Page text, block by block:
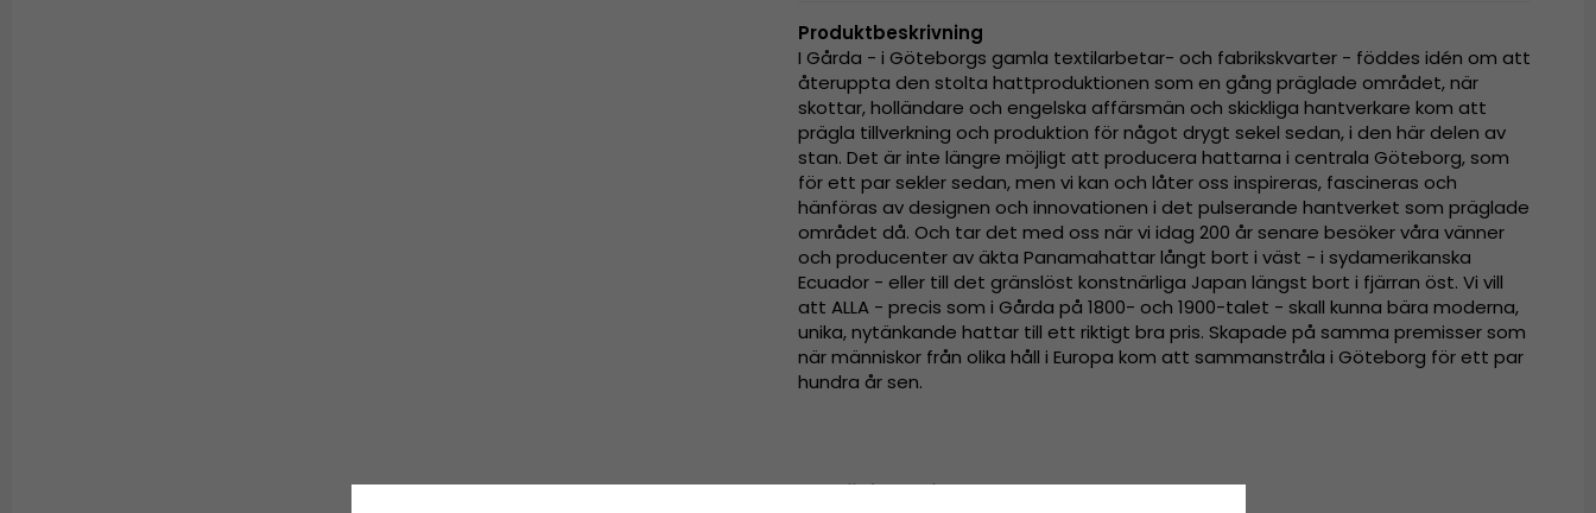
Produktbeskrivning
I Gårda - i Göteborgs gamla textilarbetar- och fabrikskvarter - föddes idén om att
återuppta den stolta hattproduktionen som en gång präglade området, när
skottar, holländare och engelska affärsmän och skickliga hantverkare kom att
prägla tillverkning och produktion för något drygt sekel sedan, i den här delen av
stan. Det är inte längre möjligt att producera hattarna i centrala Göteborg, som
för ett par sekler sedan, men vi kan och låter oss inspireras, fascineras och
hänföras av designen och innovationen i det pulserande hantverket som präglade
området då. Och tar det med oss när vi idag 200 år senare besöker våra vänner
och producenter av äkta Panamahattar långt bort i väst - i sydamerikanska
Ecuador - eller till det gränslöst konstnärliga Japan längst bort i fjärran öst. Vi vill
att ALLA - precis som i Gårda på 1800- och 1900-talet - skall kunna bära moderna,
unika, nytänkande hattar till ett riktigt bra pris. Skapade på samma premisser som
när människor från olika håll i Europa kom att sammanstråla i Göteborg för ett par
hundra år sen.
Detaljinformation: